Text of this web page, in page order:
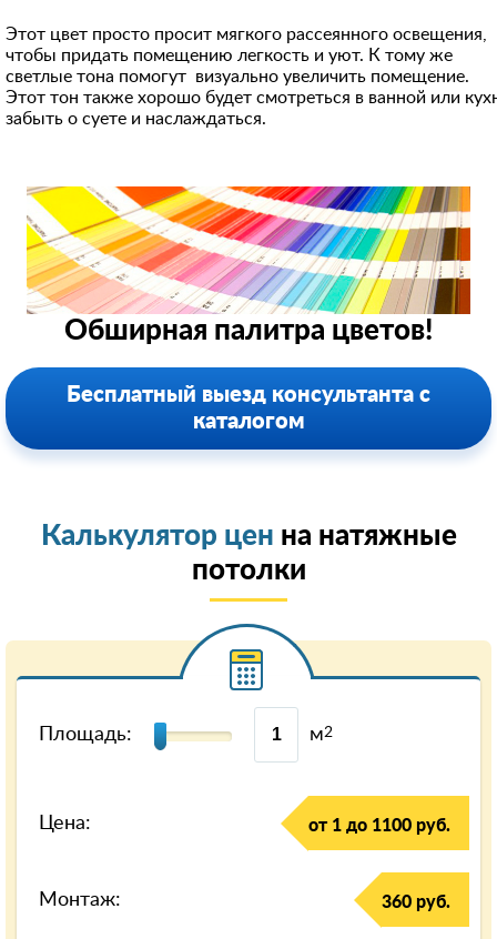
Этот цвет просто просит мягкого рассеянного освещения,
чтобы придать помещению легкость и уют. К тому же
светлые тона помогут визуально увеличить помещение.
Этот тон также хорошо будет смотреться в ванной или
забыть о суете и наслаждаться.
Обширная палитра цветов!
Бесплатный выезд консультанта с
каталогом
Калькулятор цен на натяжные
потолки
Площадь: м2
Цена: от 1 до 1100 руб.
Монтаж: 360 руб.